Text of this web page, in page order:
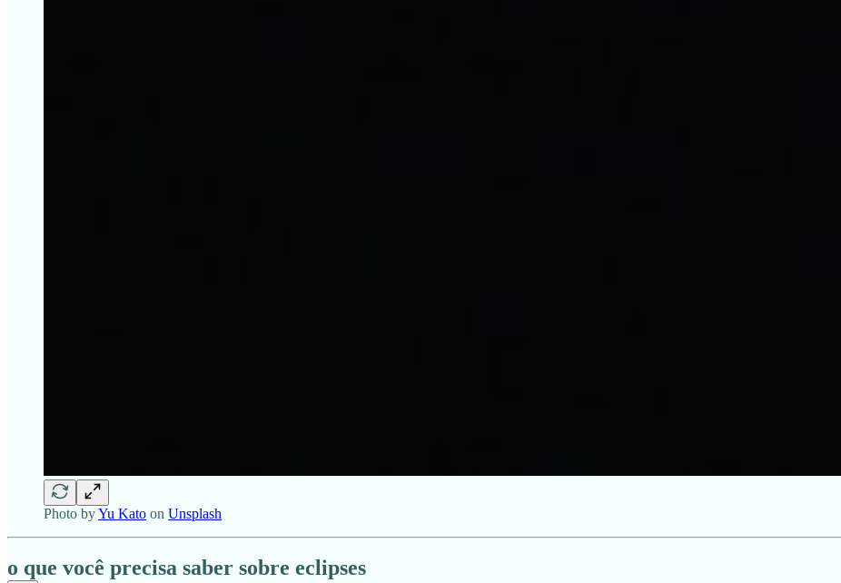
Photo byYu Kato on Unsplash
o que você precisa saber sobre eclipses